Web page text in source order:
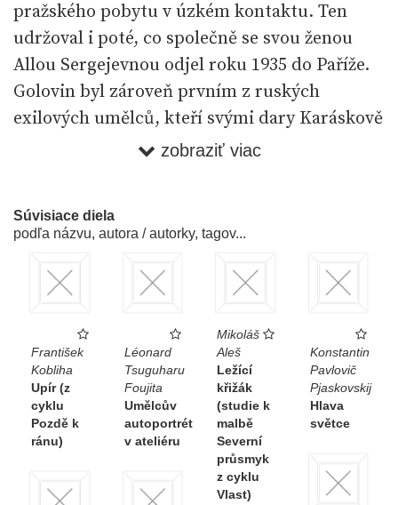
pražského pobytu v úzkém kontaktu. Ten
udržoval i poté, co společně se svou ženou
Allou Sergejevnou odjel roku 1935 do Paříže.
Golovin byl zároveň prvním z ruských
exilových umělců, kteří svými dary Karáskově
galerii zásadním způsobem ovlivnili podobu
se teď s Rusy, hlavně s Golovinem, jenž půjčil
reklamu a už dostal několik zakázek.“ Jednou
z plastik vystavených v galerii byla i
podobizna Aloise Burdy, již Karásek
vyzdvihoval například v roce 1929 v článku
věnovaném tomuto ruskému sochaři
v časopise Hovory Sfinx. Zde o ní píše, že je to
„krásná, oduševnělá hlava, jež sochařskou
zralostí se blíží k pracím Bourdellovým. [...]
To není hlína, to jest opravdu živá pleť,
zobraziť viac
Súvisiace diela
podľa názvu, autora / autorky, tagov...
František
Kobliha
Upír (z
cyklu
Pozdě k
ránu)
Léonard
Tsuguharu
Foujita
Umělcův
autoportrét
v ateliéru
Mikoláš
Aleš
Ležící
křižák
(studie k
malbě
Severní
průsmyk
z cyklu
Vlast)
Konstantin
Pavlovič
Pjaskovskij
Hlava
světce